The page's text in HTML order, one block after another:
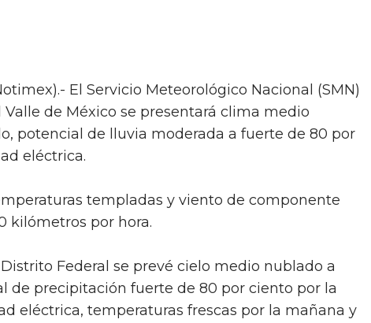
El Servicio Meteorológico Nacional (SMN)
de México se presentará clima medio
potencial de lluvia moderada a fuerte de 80 por
eléctrica.
templadas y viento de componente
kilómetros por hora.
Federal se prevé cielo medio nublado a
de precipitación fuerte de 80 por ciento por la
eléctrica, temperaturas frescas por la mañana y